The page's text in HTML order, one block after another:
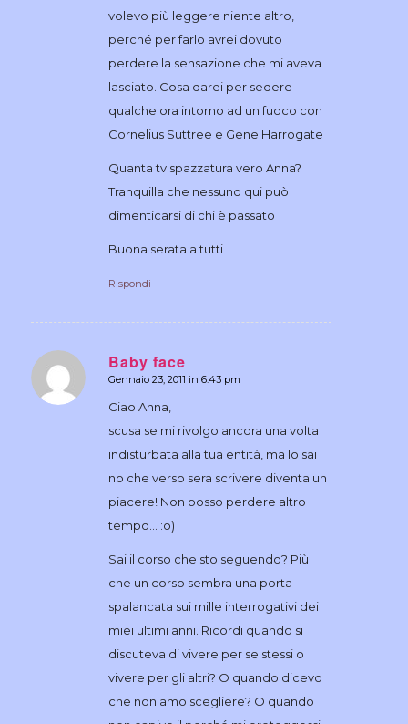
volevo più leggere niente altro,
perché per farlo avrei dovuto
perdere la sensazione che mi aveva
lasciato. Cosa darei per sedere
qualche ora intorno ad un fuoco con
Cornelius Suttree e Gene Harrogate
Quanta tv spazzatura vero Anna?
Tranquilla che nessuno qui può
dimenticarsi di chi è passato
Buona serata a tutti
Rispondi
Baby face
dice:
Gennaio 23, 2011 in 6:43 pm
Ciao Anna,
scusa se mi rivolgo ancora una volta
indisturbata alla tua entità, ma lo sai
no che verso sera scrivere diventa un
piacere! Non posso perdere altro
tempo… :o)
Sai il corso che sto seguendo? Più
che un corso sembra una porta
spalancata sui mille interrogativi dei
miei ultimi anni. Ricordi quando si
discuteva di vivere per se stessi o
vivere per gli altri? O quando dicevo
che non amo scegliere? O quando